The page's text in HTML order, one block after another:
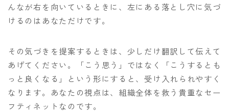
んなが右を向いているときに、左にある落とし穴に気づ
けるのはあなただけです。
その気づきを提案するときは、少しだけ翻訳して伝えて
あげてください。「こう思う」ではなく「こうするとも
っと良くなる」という形にすると、受け入れられやすく
なります。あなたの視点は、組織全体を救う貴重なセー
フティネットなのです。